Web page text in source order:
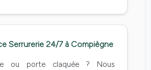
Serrurerie 24/7 à Compiègne
ou porte claquée ? Nous